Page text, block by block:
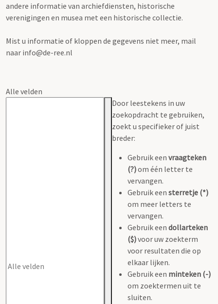
andere informatie van archiefdiensten, historische
verenigingen en musea met een historische collectie.
Mist u informatie of kloppen de gegevens niet meer, mail
naar info@de-ree.nl
Alle velden
Door leestekens in uw
zoekopdracht te gebruiken,
zoekt u specifieker of juist
breder:
Gebruik een vraagteken
(?)om één letter te
vervangen.
Gebruik een sterretje (*)
om meer letters te
vervangen.
Gebruik een dollarteken
($)voor uw zoekterm
voor resultaten die op
elkaar lijken.
Gebruik een minteken (-)
om zoektermen uit te
sluiten.